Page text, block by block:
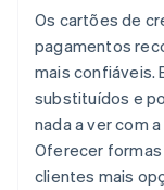
Os cartões de
pagamentos
mais confiáveis.
substituídos e
nada a ver com
Oferecer formas
clientes mais